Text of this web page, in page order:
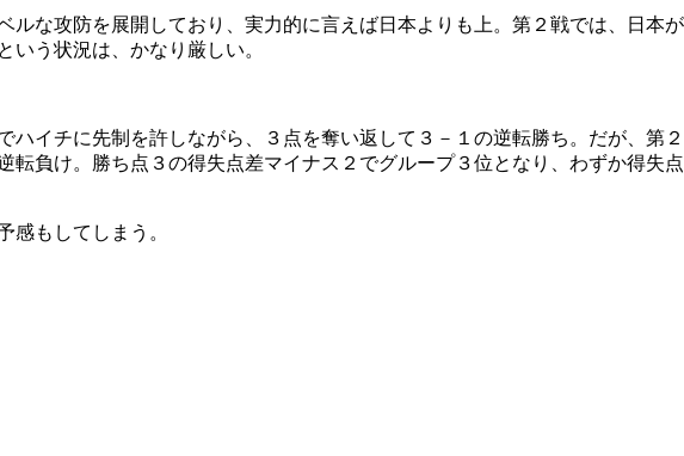
な攻防を展開しており、実力的に言えば日本よりも上。第２戦では、日本が
う状況は、かなり厳しい。
イチに先制を許しながら、３点を奪い返して３－１の逆転勝ち。だが、第２
負け。勝ち点３の得失点差マイナス２でグループ３位となり、わずか得失点
感もしてしまう。